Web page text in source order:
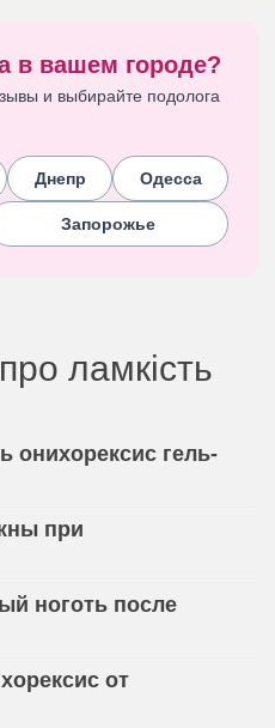
в вашем городе?
и выбирайте подолога
Днепр Одесса
Запорожье
ламкість
онихорексис гель-
при
ноготь после
от